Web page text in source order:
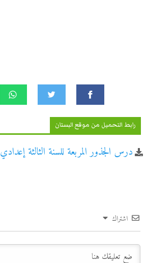
رابط التحميل من موقع البستان
درس الجذور المربعة للسنة الثالثة إعدادي
اشتراك